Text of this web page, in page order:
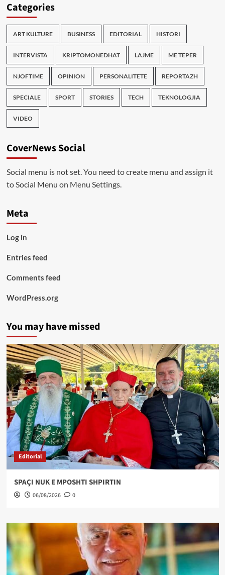
Categories
ART KULTURE BUSINESS EDITORIAL HISTORI
INTERVISTA KRIPTOMONEDHAT LAJME ME TEPER
NJOFTIME OPINION PERSONALITETE REPORTAZH
SPECIALE SPORT STORIES TECH TEKNOLOGJIA
VIDEO
CoverNews Social
Social menu is not set. You need to create menu and assign it
to Social Menu on Menu Settings.
Meta
Log in
Entries feed
Comments feed
WordPress.org
You may have missed
Editorial
SPAÇI NUK E MPOSHTI SHPIRTIN
06/08/2026 0